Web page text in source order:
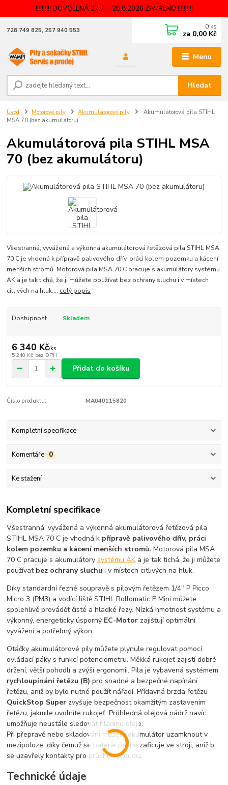
!!!!!!!!!! DOVOLENÁ 27.7. - 28.8.2026 ZAVŘENO !!!!!!!!!!
Menu
Hledat
728 749 825, 257 940 553 0 ks
za 0,00 Kč
Úvod Motorové pily Akumulátorové pily
Akumulátorová pila STIHL
MSA 70 (bez akumulátoru)
Akumulátorová pila STIHL MSA
70 (bez akumulátoru)
Všestranná, vyvážená a výkonná akumulátorová řetězová pila STIHL MSA
70 C je vhodná k přípravě palivového dřív, práci kolem pozemku a kácení
menších stromů. Motorová pila MSA 70 C pracuje s akumulátory systému
AK a je tak tichá, že ji můžete používat bez ochrany sluchu i v místech
citlivých na hluk.... celý popis
Dostupnost Skladem
6 340 Kč/ks
5 240 Kč bez DPH
Přidat do košíku
Číslo produktu: MA040115820
Kompletní specifikace
Komentáře 0
Ke stažení
Kompletní specifikace
Všestranná, vyvážená a výkonná akumulátorová řetězová pila
STIHL MSA 70 C je vhodná k přípravě palivového dřív, práci
kolem pozemku a kácení menších stromů. Motorová pila MSA
70 C pracuje s akumulátorysystému AKa je tak tichá, že ji můžete
používat bez ochrany sluchu i v místech citlivých na hluk.
Díky standardní řezné soupravě s pilovým řetězem 1/4" P Picco
Micro 3 (PM3) a vodící liště STIHL Rollomatic E Mini můžete
spolehlivě provádět čisté a hladké řezy. Nízká hmotnost systému a
výkonný, energeticky úsporný EC-Motor zajišťují optimální
vyvážení a potřebný výkon.
Otáčky akumulátorové pily můžete plynule regulovat pomocí
ovládací páky s funkcí potenciometru. Měkká rukojeť zajistí dobré
držení, větší pohodlí a zvýší ergonomii. Pila je vybavená systémem
rychloupínání řetězu (B) pro snadné a bezpečné napínání
řetězu, aniž by bylo nutné použít nářadí. Přídavná brzda řetězu
QuickStop Super zvyšuje bezpečnost okamžitým zastavením
řetězu, jakmile uvolníte rukojeť. Průhledná olejová nádrž navíc
umožňuje neustále sledovat hladinu oleje.
Při přepravě nebo skladování můžete akumulátor uzamknout v
mezipoloze, díky čemuž se baterie pevně zaficuje ve stroji, aniž b
se uzavřely kontakty pro průchod proudu.
Technické údaje